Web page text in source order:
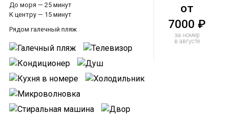
До моря — 25 минут
К центру — 15 минут
Рядом галечный пляж
от
7000 ₽
за номер
в августе